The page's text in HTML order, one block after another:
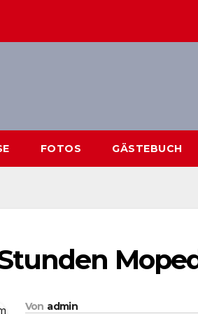
FOTOS GÄSTEBUCH
Von admin